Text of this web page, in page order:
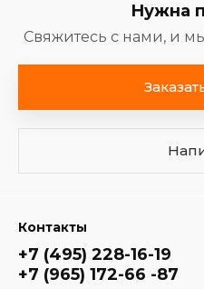
Нужна
Свяжитесь с нами, и
Контакты
+7 (495) 228-16-19
+7 (965) 172-66 -87